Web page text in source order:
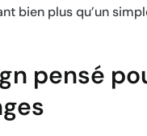
bien plus qu’un
pensé